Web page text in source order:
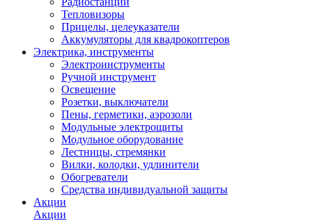
Тепловизоры
Прицелы, целеуказатели
Аккумуляторы для квадрокоптеров
Электрика, инструменты
Электроинструменты
Ручной инструмент
Освещение
Розетки, выключатели
Пены, герметики, аэрозоли
Модульные электрощиты
Модульное оборудование
Лестницы, стремянки
Вилки, колодки, удлинители
Обогреватели
Средства индивидуальной защиты
Акции
Акции